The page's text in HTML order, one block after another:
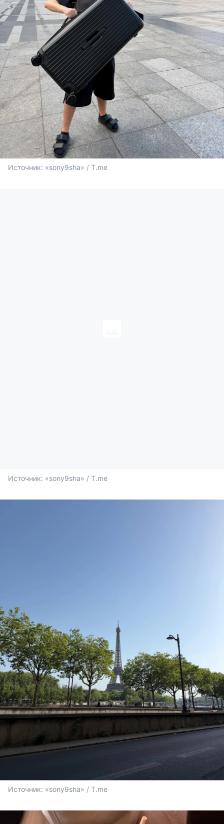
Источник: «sony9sha» / T.me
Источник: «sony9sha» / T.me
Источник: «sony9sha» / T.me